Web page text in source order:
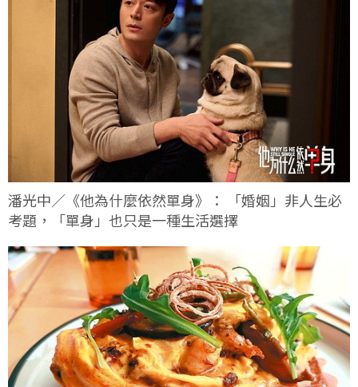
潘光中／《他為什麼依然單身》： 「婚姻」非人生必
考題，「單身」也只是一種生活選擇